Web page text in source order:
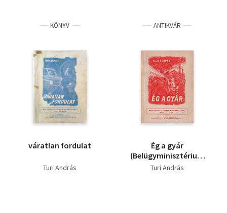
KÖNYV
váratlan fordulat
Turi András
ANTIKVÁR
Ég a gyár
(Belügyminisztérium
kiskönyvtára 1.)
Turi András